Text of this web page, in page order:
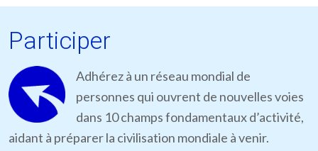
Participer
Adhérez à un réseau mondial de
personnes qui ouvrent de nouvelles voies
dans 10 champs fondamentaux d’activité,
aidant à préparer la civilisation mondiale à venir.